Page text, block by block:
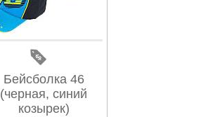
Бейсболка 46
(черная, синий
козырек)